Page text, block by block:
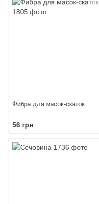
Фибра для масок-скаток
56 грн